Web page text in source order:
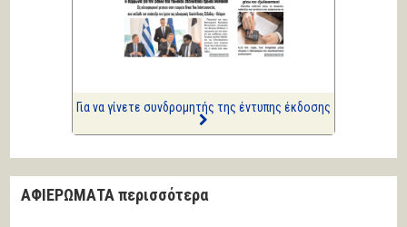
Ιστορίες Καθημερινής
Τρέλας
συλλήψεις...
Για να γίνετε συνδρομητής της έντυπης έκδοσης
ΑΦΙΕΡΩΜΑΤΑ περισσότερα